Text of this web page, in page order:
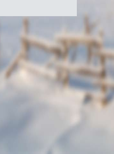
Canada